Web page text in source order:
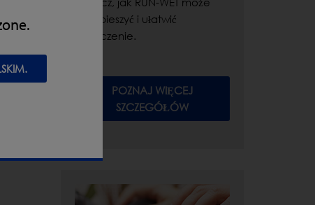
przyspieszyć i ułatwić
czyszczenie.
POZNAJ WIĘCEJ
SZCZEGÓŁÓW